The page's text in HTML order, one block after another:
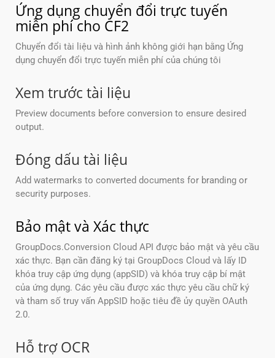
Ứng dụng chuyển đổi trực tuyến
miễn phí cho CF2
Chuyển đổi tài liệu và hình ảnh không giới hạn bằng Ứng
dụng chuyển đổi trực tuyến miễn phí của chúng tôi
Xem trước tài liệu
Preview documents before conversion to ensure desired
output.
Đóng dấu tài liệu
Add watermarks to converted documents for branding or
security purposes.
Bảo mật và Xác thực
GroupDocs.Conversion Cloud API được bảo mật và yêu cầu
xác thực. Bạn cần đăng ký tại GroupDocs Cloud và lấy ID
khóa truy cập ứng dụng (appSID) và khóa truy cập bí mật
của ứng dụng. Các yêu cầu được xác thực yêu cầu chữ ký
và tham số truy vấn AppSID hoặc tiêu đề ủy quyền OAuth
2.0.
Hỗ trợ OCR